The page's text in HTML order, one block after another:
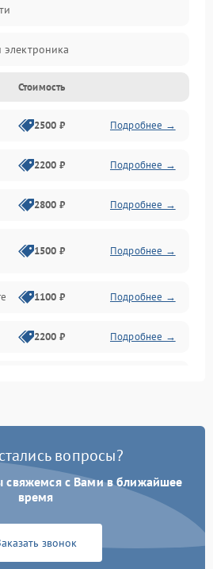
элементы
Стоимость
2500 ₽ Подробнее →
2200 ₽ Подробнее →
2800 ₽ Подробнее →
1500 ₽ Подробнее →
1100 ₽ Подробнее →
2200 ₽ Подробнее →
2400 ₽ Подробнее →
2000 ₽
Подробнее →
вопросы?
свяжемся с Вами в ближайшее
время
звонок